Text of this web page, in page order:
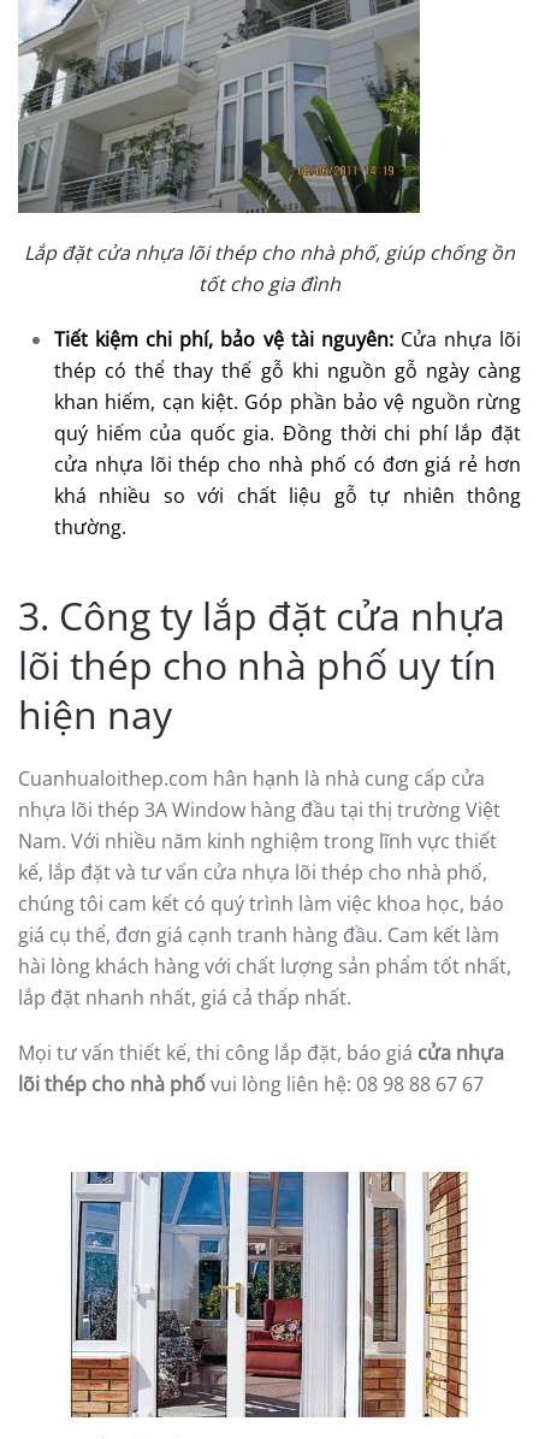
Lắp đặt cửa nhựa lõi thép cho nhà phố, giúp chống ồn
tốt cho gia đình
Tiết kiệm chi phí, bảo vệ tài nguyên:Cửa nhựa lõi
thép có thể thay thế gỗ khi nguồn gỗ ngày càng
khan hiếm, cạn kiệt. Góp phần bảo vệ nguồn rừng
quý hiếm của quốc gia. Đồng thời chi phí lắp đặt
cửa nhựa lõi thép cho nhà phố có đơn giá rẻ hơn
khá nhiều so với chất liệu gỗ tự nhiên thông
thường.
3. Công ty lắp đặt cửa nhựa
lõi thép cho nhà phố uy tín
hiện nay
Cuanhualoithep.com hân hạnh là nhà cung cấp cửa
nhựa lõi thép 3A Window hàng đầu tại thị trường Việt
Nam. Với nhiều năm kinh nghiệm trong lĩnh vực thiết
kế, lắp đặt và tư vấn cửa nhựa lõi thép cho nhà phố,
chúng tôi cam kết có quý trình làm việc khoa học, báo
giá cụ thể, đơn giá cạnh tranh hàng đầu. Cam kết làm
hài lòng khách hàng với chất lượng sản phẩm tốt nhất,
lắp đặt nhanh nhất, giá cả thấp nhất.
Mọi tư vấn thiết kế, thi công lắp đặt, báo giá cửa nhựa
lõi thép cho nhà phốvui lòng liên hệ: 08 98 88 67 67